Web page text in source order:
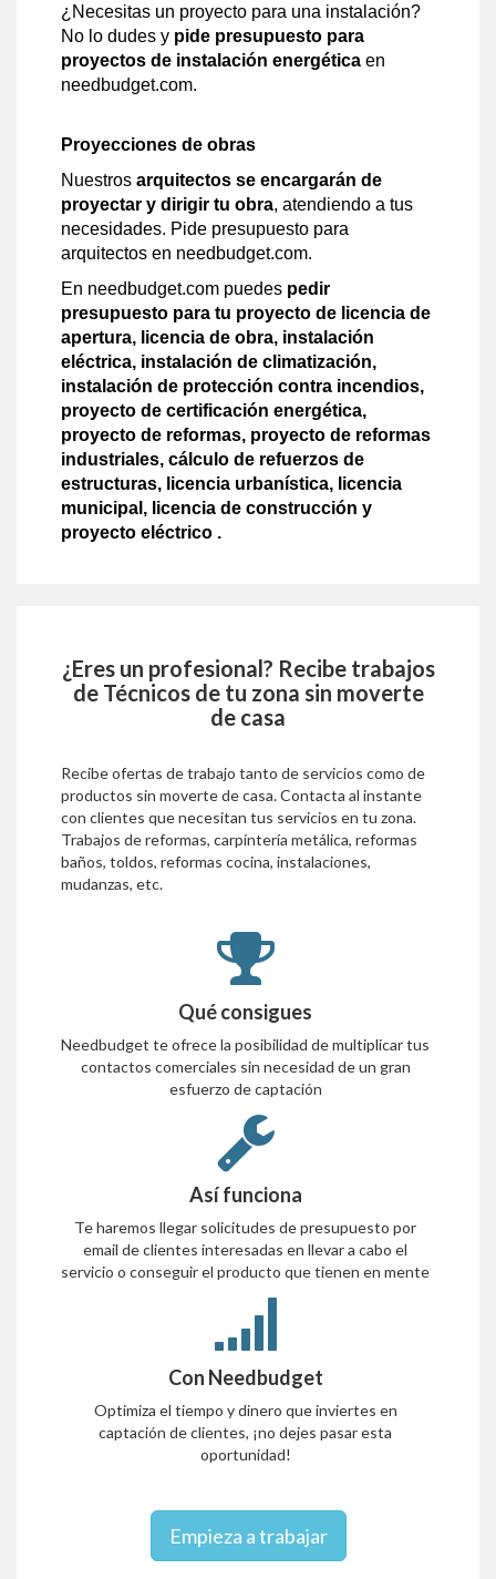
¿Necesitas un proyecto para una instalación?
No lo dudes y pide presupuesto para
proyectos de instalación energética en
needbudget.com.
Proyecciones de obras
Nuestros arquitectos se encargarán de
proyectar y dirigir tu obra, atendiendo a tus
necesidades. Pide presupuesto para
arquitectos en needbudget.com.
En needbudget.com puedes pedir
presupuesto para tu proyecto de licencia de
apertura, licencia de obra, instalación
eléctrica, instalación de climatización,
instalación de protección contra incendios,
proyecto de certificación energética,
proyecto de reformas, proyecto de reformas
industriales, cálculo de refuerzos de
estructuras, licencia urbanística, licencia
municipal, licencia de construcción y
proyecto eléctrico .
¿Eres un profesional? Recibe trabajos
de Técnicosde tu zona sin moverte
de casa
Recibe ofertas de trabajo tanto de servicios como de
productos sin moverte de casa. Contacta al instante
con clientes que necesitan tus servicios en tu zona.
Trabajos de reformas, carpíntería metálica, reformas
baños, toldos, reformas cocina, instalaciones,
mudanzas, etc.
Qué consigues
Needbudget te ofrece la posibilidad de multiplicar tus
contactos comerciales sin necesidad de un gran
esfuerzo de captación
Así funciona
Te haremos llegar solicitudes de presupuesto por
email de clientes interesadas en llevar a cabo el
servicio o conseguir el producto que tienen en mente
Con Needbudget
Optimiza el tiempo y dinero que inviertes en
captación de clientes, ¡no dejes pasar esta
oportunidad!
Empieza a trabajar